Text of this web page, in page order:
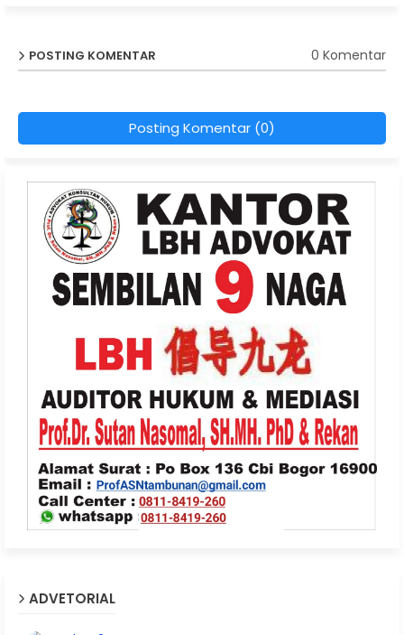
POSTING KOMENTAR 0 Komentar
Posting Komentar (0)
ADVETORIAL